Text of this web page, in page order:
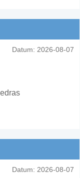
Datum: 2026-08-07
Datum: 2026-08-07